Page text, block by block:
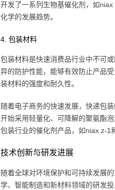
开发了一系列生物基催化剂，如
化学的发展趋势。
4. 包装材料
包装材料是快速消费品行业中不可
异的防护性能，能够有效防止产品
装材料的强度和耐久性。
随着电子商务的快速发展，快递包
开始采用轻量化、可降解的聚氨酯
包装行业的催化剂产品，如niax z-1
技术创新与研发进展
随着全球对环境保护和可持续发展
学、智能制造和新材料领域的研发